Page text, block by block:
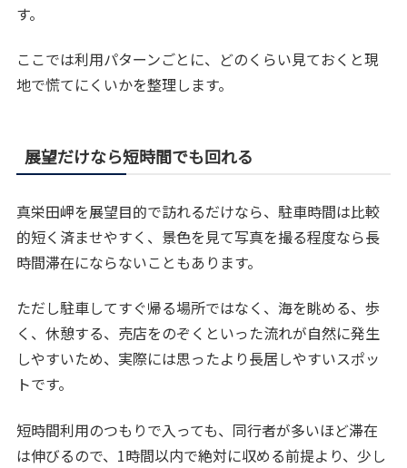
す。
ここでは利用パターンごとに、どのくらい見ておくと現
地で慌てにくいかを整理します。
展望だけなら短時間でも回れる
真栄田岬を展望目的で訪れるだけなら、駐車時間は比較
的短く済ませやすく、景色を見て写真を撮る程度なら長
時間滞在にならないこともあります。
ただし駐車してすぐ帰る場所ではなく、海を眺める、歩
く、休憩する、売店をのぞくといった流れが自然に発生
しやすいため、実際には思ったより長居しやすいスポッ
トです。
短時間利用のつもりで入っても、同行者が多いほど滞在
は伸びるので、1時間以内で絶対に収める前提より、少し